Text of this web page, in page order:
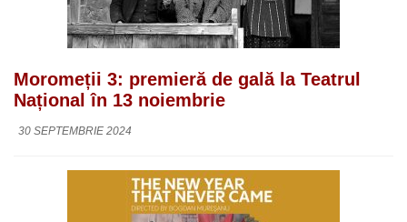
Moromeții 3: premieră de gală la Teatrul
Național în 13 noiembrie
30 SEPTEMBRIE 2024